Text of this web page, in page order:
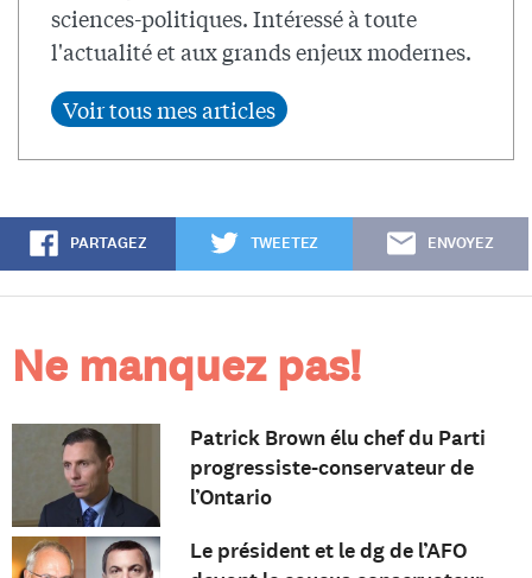
sciences-politiques. Intéressé à toute
l'actualité et aux grands enjeux modernes.
PARTAGEZ TWEETEZ ENVOYEZ
Ne manquez pas!
Patrick Brown élu chef du Parti
progressiste-conservateur de
l’Ontario
Le président et le dg de l’AFO